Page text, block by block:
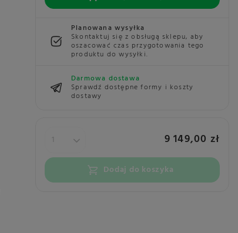
Planowana wysyłka
Skontaktuj się z obsługą sklepu, aby
oszacować czas przygotowania tego
produktu do wysyłki.
Darmowa dostawa
Sprawdź dostępne formy i koszty
dostawy
9 149,00 zł
Dodaj do koszyka